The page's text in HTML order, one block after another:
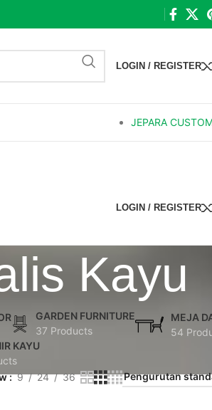
LOGIN / REGISTER
JEPARA
LOGIN / REGISTER
Kayu
GARDEN FURNITURE
37 Products
MEJA
54
KAYU
9 24 36